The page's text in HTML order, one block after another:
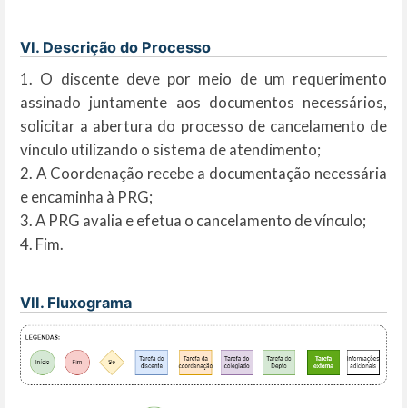
VI. Descrição do Processo
1. O discente deve por meio de um requerimento
assinado juntamente aos documentos necessários,
solicitar a abertura do processo de cancelamento de
vínculo utilizando o sistema de atendimento;
2. A Coordenação recebe a documentação necessária
e encaminha à PRG;
3. A PRG avalia e efetua o cancelamento de vínculo;
4. Fim.
VII. Fluxograma